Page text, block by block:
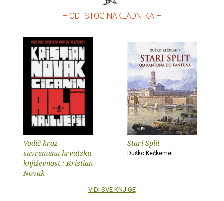
– OD ISTOG NAKLADNIKA –
Vodič kroz
suvremenu hrvatsku
književnost : Kristian
Novak
Stari Split
Duško Kečkemet
VIDI SVE KNJIGE